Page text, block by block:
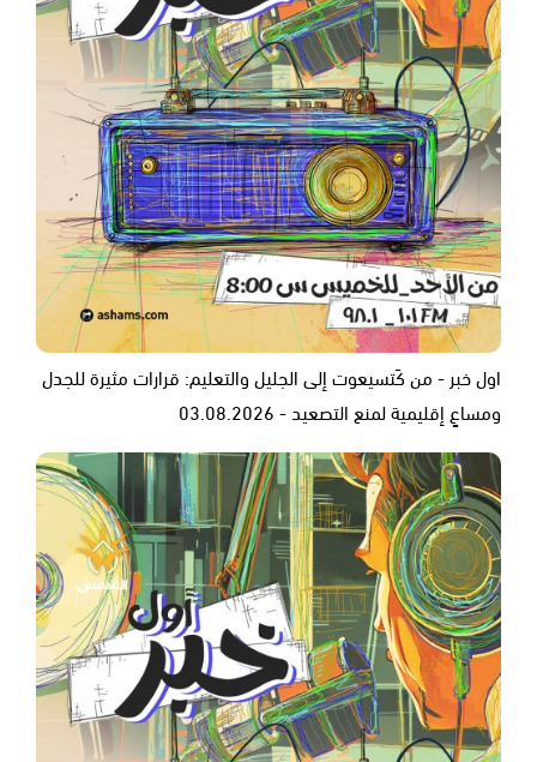
اول خبر - من كَتسيعوت إلى الجليل والتعليم: قرارات مثيرة للجدل
ومساعٍ إقليمية لمنع التصعيد - 03.08.2026